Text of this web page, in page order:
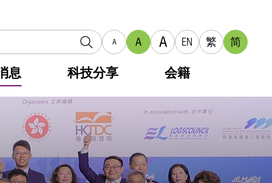
A A A EN 繁 简
息 科技分享 会籍